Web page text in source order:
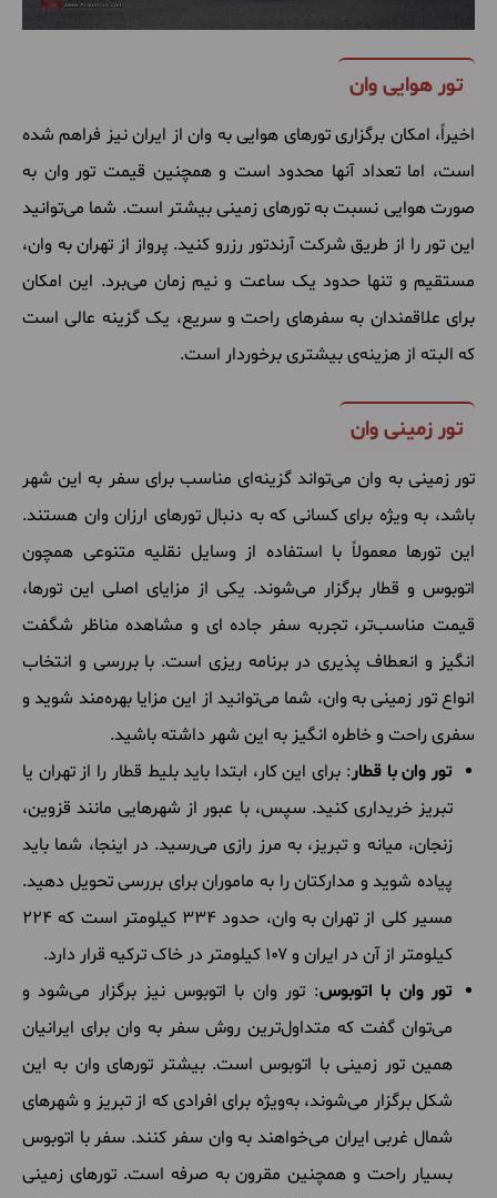
تور هوایی وان
اخیراً، امکان برگزاری تورهای هوایی به وان از ایران نیز فراهم شده
است، اما تعداد آنها محدود است و همچنین قیمت تور وان به
صورت هوایی نسبت به تورهای زمینی بیشتر است. شما می‌توانید
این تور را از طریق شرکت آرندتور رزرو کنید. پرواز از تهران به وان،
مستقیم و تنها حدود یک ساعت و نیم زمان می‌برد. این امکان
برای علاقمندان به سفرهای راحت و سریع، یک گزینه عالی است
که البته از هزینه‌ی بیشتری برخوردار است.
تور زمینی وان
تور زمینی به وان می‌تواند گزینه‌ای مناسب برای سفر به این شهر
باشد، به ‌ویژه برای کسانی که به دنبال تورهای ارزان وان هستند.
این تورها معمولاً با استفاده از وسایل نقلیه متنوعی همچون
اتوبوس و قطار برگزار می‌شوند. یکی از مزایای اصلی این تورها،
قیمت مناسب‌تر، تجربه سفر جاده ای و مشاهده مناظر شگفت
انگیز و انعطاف پذیری در برنامه ریزی است. با بررسی و انتخاب
انواع تور زمینی به وان، شما می‌توانید از این مزایا بهره‌مند شوید و
سفری راحت و خاطره‌ انگیز به این شهر داشته باشید.
تور وان با قطار: برای این کار، ابتدا باید بلیط قطار را از تهران یا
تبریز خریداری کنید. سپس، با عبور از شهرهایی مانند قزوین،
زنجان، میانه و تبریز، به مرز رازی می‌رسید. در اینجا، شما باید
پیاده شوید و مدارکتان را به ماموران برای بررسی تحویل دهید.
مسیر کلی از تهران به وان، حدود ۳۳۴ کیلومتر است که ۲۲۴
کیلومتر از آن در ایران و ۱۰۷ کیلومتر در خاک ترکیه قرار دارد.
تور وان با اتوبوس: تور وان با اتوبوس نیز برگزار می‌شود و
می‌توان گفت که متداول‌ترین روش سفر به وان برای ایرانیان
همین تور زمینی با اتوبوس است. بیشتر تورهای وان به این
شکل برگزار می‌شوند، به‌ویژه برای افرادی که از تبریز و شهرهای
شمال غربی ایران می‌خواهند به وان سفر کنند. سفر با اتوبوس
بسیار راحت و همچنین مقرون به صرفه است. تورهای زمینی